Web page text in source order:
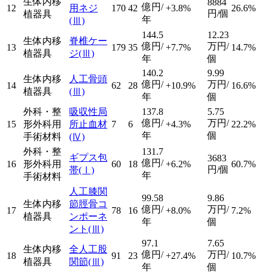
12
植器具
用ネジ
(Ⅲ)
170 42 億円/
年
+3.8%
8884
円/個
26.6%
13
生体内移
植器具
脊椎ケー
ジ(Ⅲ)
179 35
144.5
億円/
年
+7.7%
12.23
万円/
個
14.7%
14
生体内移
植器具
人工骨頭
(Ⅲ)
62 28
140.2
億円/
年
+10.9%
9.99
万円/
個
16.6%
15
外科・整
形外科用
手術材料
吸収性局
所止血材
(Ⅳ)
7 6
137.8
億円/
年
+4.3%
5.75
万円/
個
22.2%
16
外科・整
形外科用
手術材料
ギプス包
帯(Ⅰ)
60 18
131.7
億円/
年
+6.2%
3683
円/個
60.7%
17
生体内移
植器具
人工膝関
節脛骨コ
ンポーネ
ント (Ⅲ)
78 16
99.58
億円/
年
+8.0%
9.86
万円/
個
7.2%
18
生体内移
植器具
全人工股
関節(Ⅲ)
91 23
97.1
億円/
年
+27.4%
7.65
万円/
個
10.7%